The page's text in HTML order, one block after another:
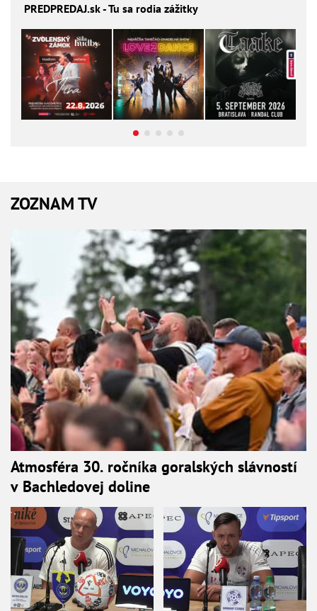
PREDPREDAJ.sk - Tu sa rodia zážitky
ZOZNAM TV
Atmosféra 30. ročníka goralských slávností
v Bachledovej doline